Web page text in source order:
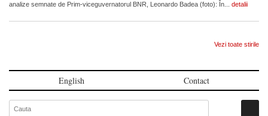
analize semnate de Prim-viceguvernatorul BNR, Leonardo Badea (foto): În... detalii
Vezi toate stirile
English Contact